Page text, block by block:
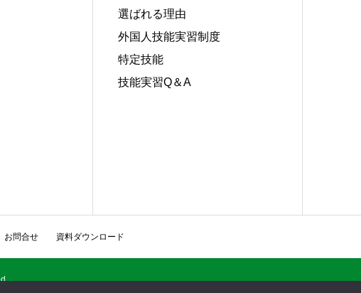
選ばれる理由
外国人技能実習制度
特定技能
技能実習Q＆A
お問合せ 資料ダウンロード